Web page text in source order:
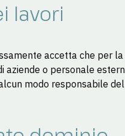
lavori
accetta che per
o personale
modo responsabile